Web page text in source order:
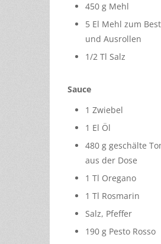
450 g Mehl
5 El Mehl zum
und Ausrollen
1/2 Tl Salz
Sauce
1 Zwiebel
1 El Öl
480 g geschälte
aus der Dose
1 Tl Oregano
1 Tl Rosmarin
Salz, Pfeffer
190 g Pesto Rosso